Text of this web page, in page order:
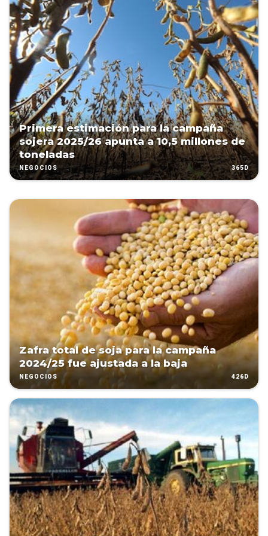
Primera estimación para la campaña
sojera 2025/26 apunta a 10,5 millones de
toneladas
NEGOCIOS 365D
Zafra total de soja para la campaña
2024/25 fue ajustada a la baja
NEGOCIOS 426D